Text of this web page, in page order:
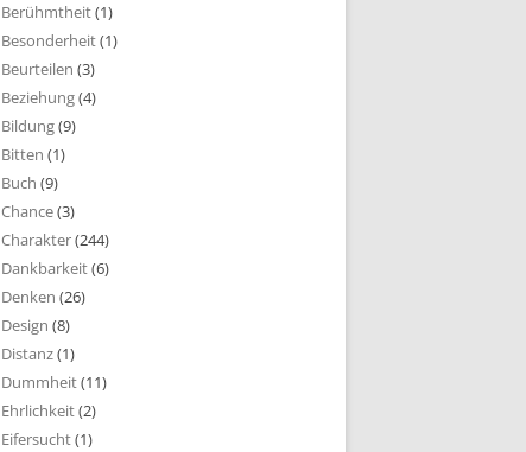
Berühmtheit(1)
Besonderheit(1)
Beurteilen (3)
Beziehung(4)
Bildung(9)
Bitten (1)
Buch (9)
Chance(3)
Charakter(244)
Dankbarkeit(6)
Denken (26)
Design (8)
Distanz(1)
Dummheit(11)
Ehrlichkeit(2)
Eifersucht(1)